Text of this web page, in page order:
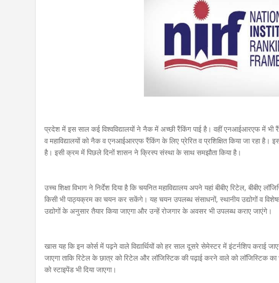
प्रदेश में इस साल कई विश्वविद्यालयों ने नैक में अच्छी रैंकिंग पाई है। वहीं एनआईआरएफ में भी रैंक
व महाविद्यालयों को नैक व एनआईआरएफ रैंकिंग के लिए प्रेरित व प्रशिक्षित किया जा रहा है।
है। इसी क्रम में पिछले दिनों शासन ने क्रिस्प संस्था के साथ समझौता किया है।
उच्च शिक्षा विभाग ने निर्देश दिया है कि चयनित महाविद्यालय अपने यहां बीबीए रिटेल, बीबीए
किसी भी पाठ्यक्रम का चयन कर सकेंगे। यह चयन उपलब्ध संसाधनों, स्थानीय उद्योगों व
उद्योगों के अनुसार तैयार किया जाएगा और उन्हें रोजगार के अवसर भी उपलब्ध कराए जाएंगे।
खास यह कि इन कोर्स में पढ़ने वाले विद्यार्थियों को हर साल दूसरे सेमेस्टर में इंटर्नशिप कराई
जाएगा ताकि रिटेल के छात्र को रिटेल और लॉजिस्टिक की पढ़ाई करने वाले को लॉजिस्टिक का
को स्टाइपेंड भी दिया जाएगा।